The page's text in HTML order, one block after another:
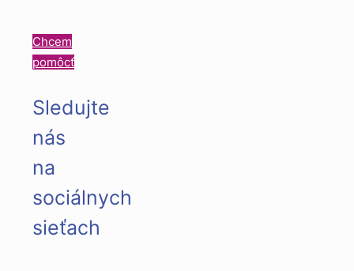
Chcem
pomôcť
Sledujte
nás
na
sociálnych
sieťach